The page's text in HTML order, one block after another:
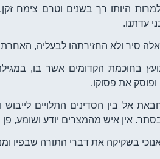
היותו רך בשנים וטרם צימח
עדתנו.
סיר ולא החזירתהו לבעליה, האחרת
בחוכמת הקדומים אשר בו,
ופוסק את פסוקו.
אל בין הסדינים התלויים
אין איש מהמצרים יודע ושומע, פן
בשקיקה את דברי התורה שבפיו